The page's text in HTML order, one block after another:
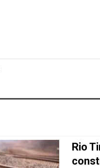
Rio